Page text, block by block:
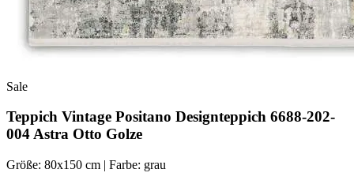
Sale
Teppich Vintage Positano Designteppich 6688-202-
004 Astra Otto Golze
Größe: 80x150 cm | Farbe: grau